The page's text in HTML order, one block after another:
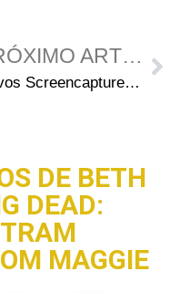
PRÓXIMO ARTIGO
Novos Screencaptures de 1×02. Guts (HQ)
DE BETH
DEAD:
MAGGIE